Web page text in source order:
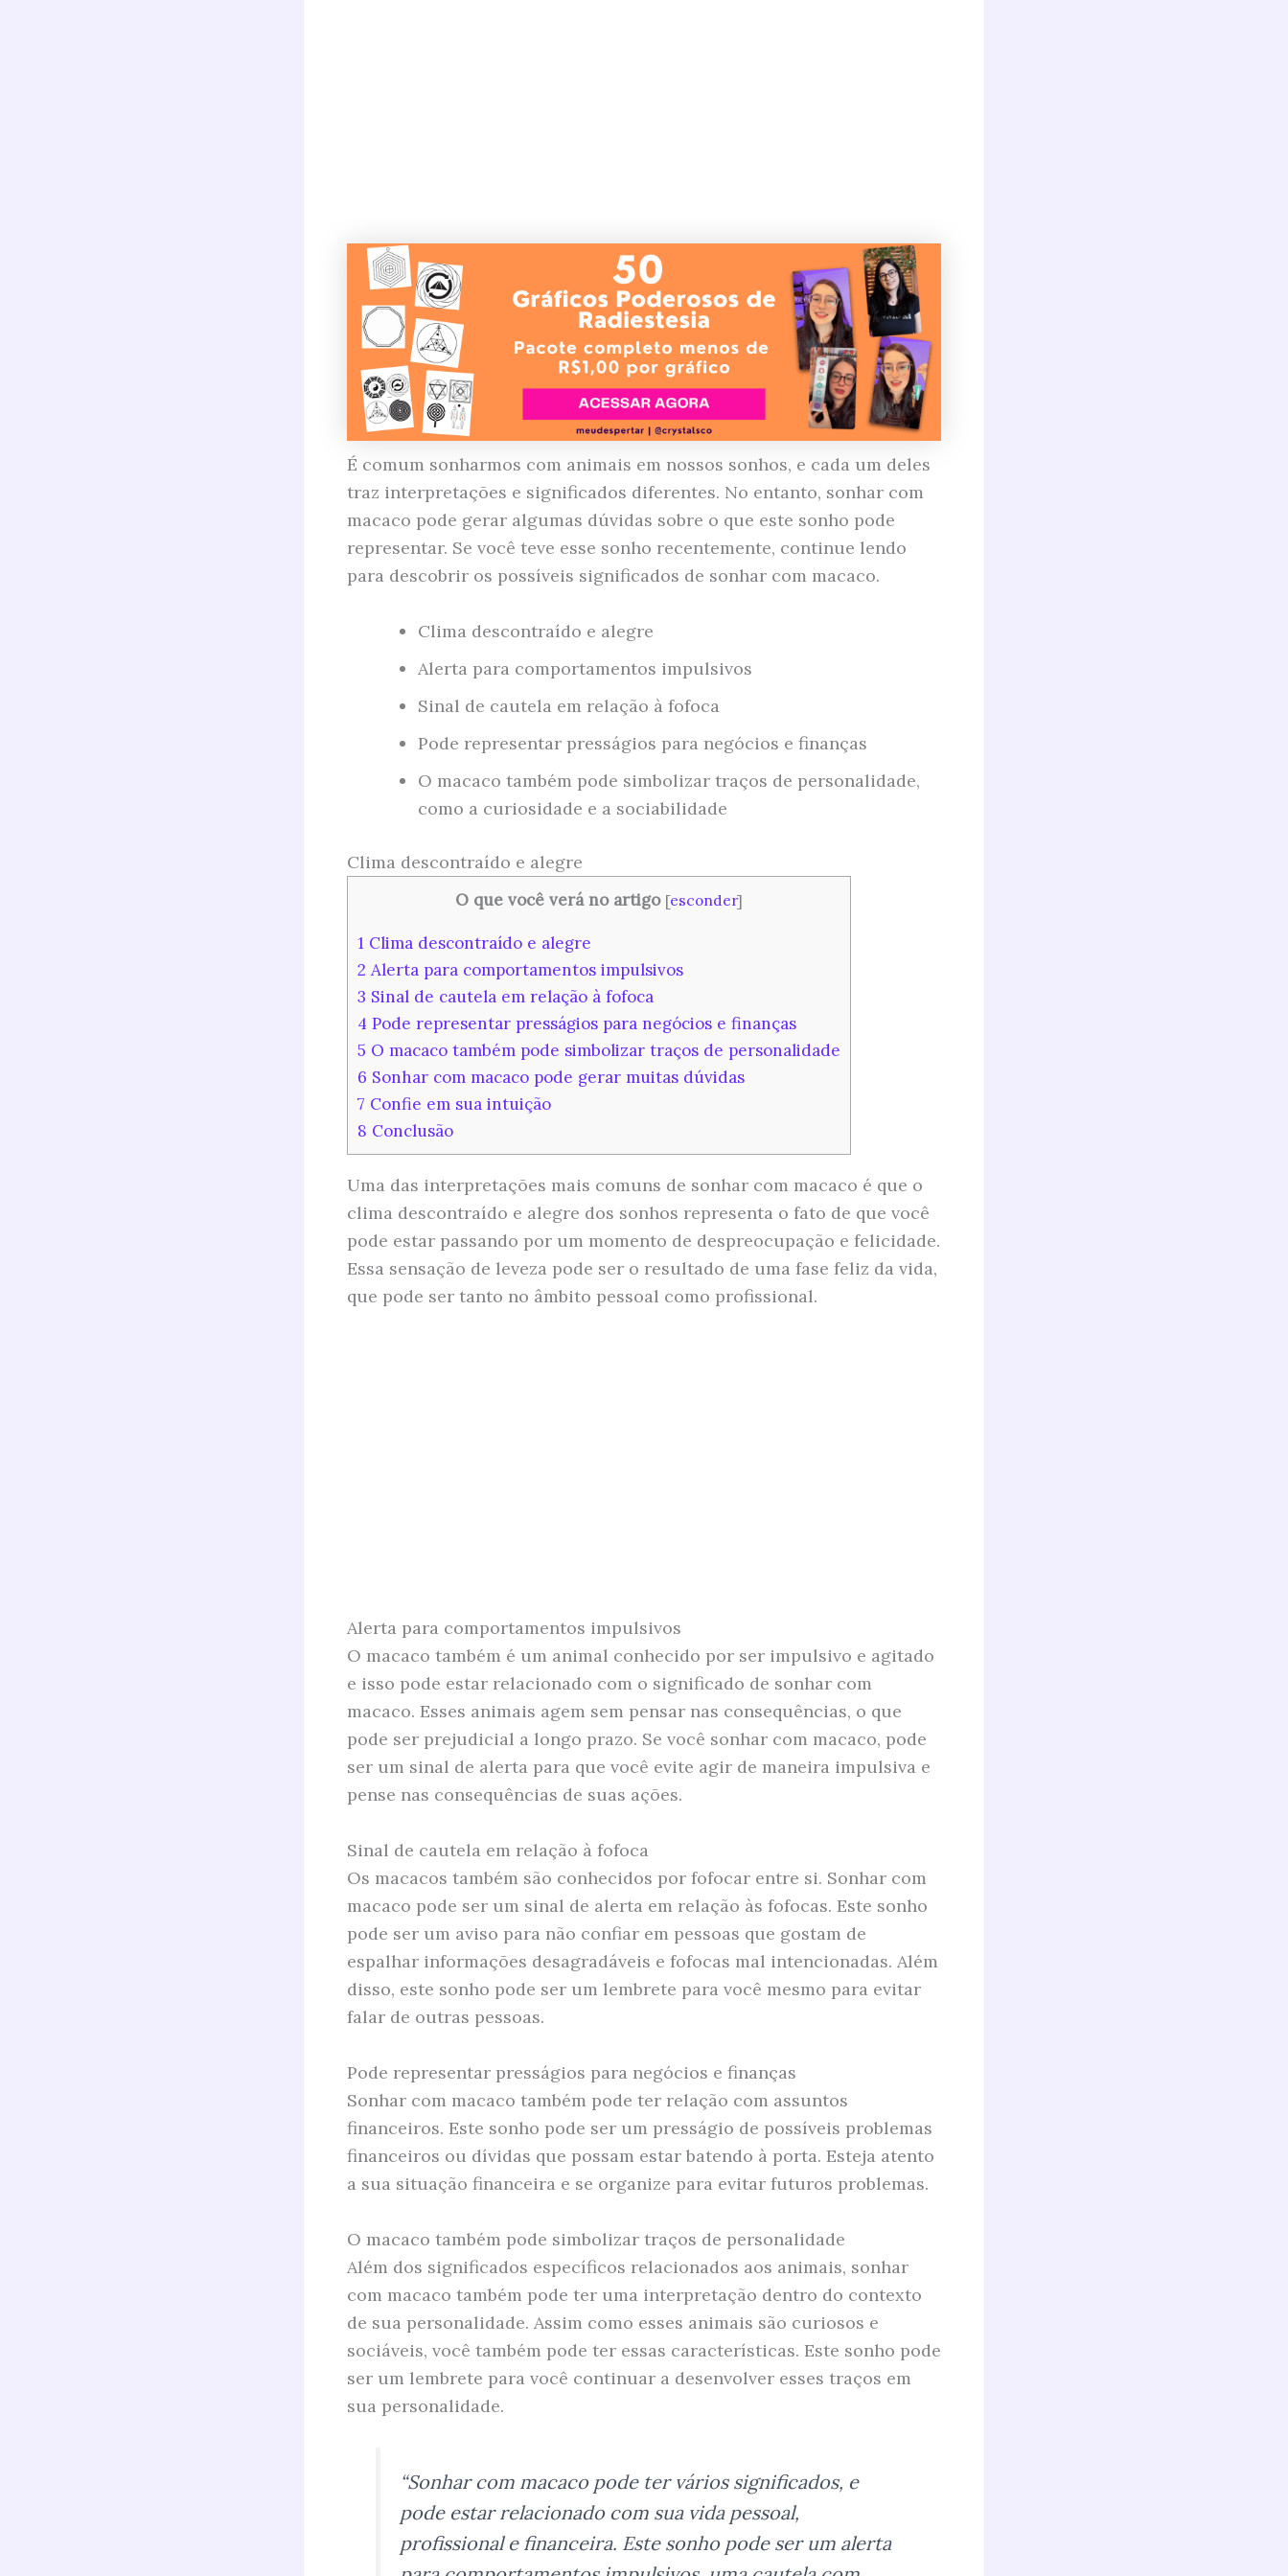
É comum sonharmos com animais em nossos sonhos, e cada um deles
traz interpretações e significados diferentes. No entanto, sonhar com
macaco pode gerar algumas dúvidas sobre o que este sonho pode
representar. Se você teve esse sonho recentemente, continue lendo
para descobrir os possíveis significados de sonhar com macaco.
Clima descontraído e alegre
Alerta para comportamentos impulsivos
Sinal de cautela em relação à fofoca
Pode representar presságios para negócios e finanças
O macaco também pode simbolizar traços de personalidade,
como a curiosidade e a sociabilidade
Clima descontraído e alegre
O que você verá no artigo [esconder]
1 Clima descontraído e alegre
2 Alerta para comportamentos impulsivos
3 Sinal de cautela em relação à fofoca
4 Pode representar presságios para negócios e finanças
5 O macaco também pode simbolizar traços de personalidade
6 Sonhar com macaco pode gerar muitas dúvidas
7 Confie em sua intuição
8 Conclusão
Uma das interpretações mais comuns de sonhar com macaco é que o
clima descontraído e alegre dos sonhos representa o fato de que você
pode estar passando por um momento de despreocupação e felicidade.
Essa sensação de leveza pode ser o resultado de uma fase feliz da vida,
que pode ser tanto no âmbito pessoal como profissional.
Alerta para comportamentos impulsivos
O macaco também é um animal conhecido por ser impulsivo e agitado
e isso pode estar relacionado com o significado de sonhar com
macaco. Esses animais agem sem pensar nas consequências, o que
pode ser prejudicial a longo prazo. Se você sonhar com macaco, pode
ser um sinal de alerta para que você evite agir de maneira impulsiva e
pense nas consequências de suas ações.
Sinal de cautela em relação à fofoca
Os macacos também são conhecidos por fofocar entre si. Sonhar com
macaco pode ser um sinal de alerta em relação às fofocas. Este sonho
pode ser um aviso para não confiar em pessoas que gostam de
espalhar informações desagradáveis e fofocas mal intencionadas. Além
disso, este sonho pode ser um lembrete para você mesmo para evitar
falar de outras pessoas.
Pode representar presságios para negócios e finanças
Sonhar com macaco também pode ter relação com assuntos
financeiros. Este sonho pode ser um presságio de possíveis problemas
financeiros ou dívidas que possam estar batendo à porta. Esteja atento
a sua situação financeira e se organize para evitar futuros problemas.
O macaco também pode simbolizar traços de personalidade
Além dos significados específicos relacionados aos animais, sonhar
com macaco também pode ter uma interpretação dentro do contexto
de sua personalidade. Assim como esses animais são curiosos e
sociáveis, você também pode ter essas características. Este sonho pode
ser um lembrete para você continuar a desenvolver esses traços em
sua personalidade.
“Sonhar com macaco pode ter vários significados, e
pode estar relacionado com sua vida pessoal,
profissional e financeira. Este sonho pode ser um alerta